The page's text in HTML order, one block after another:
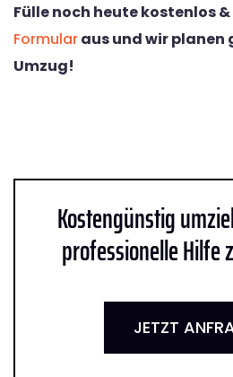
Fülle noch heute kostenlos
Formularaus und wir planen
Umzug!
Kostengünstig
professionelle Hilfe
JETZT